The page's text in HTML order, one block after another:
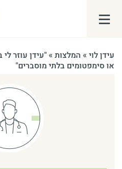
עידן לוי » המלצות »"עידן עוזר
או סימפטומים בלתי מוסברים"
פתח\סגור תפריט צד